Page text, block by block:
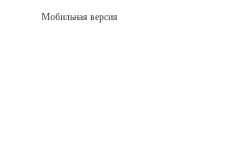
Мобильная версия